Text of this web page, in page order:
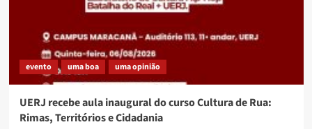
evento uma boa uma opinião
UERJ recebe aula inaugural do curso Cultura de Rua:
Rimas, Territórios e Cidadania